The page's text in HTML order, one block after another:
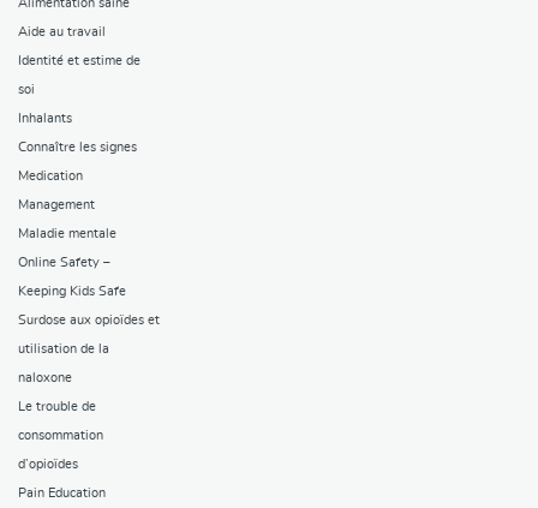
Alimentation saine
Aide au travail
Identité et estime de
soi
Inhalants
Connaître les signes
Medication
Management
Maladie mentale
Online Safety –
Keeping Kids Safe
Surdose aux opioïdes et
utilisation de la
naloxone
Le trouble de
consommation
d’opioïdes
Pain Education